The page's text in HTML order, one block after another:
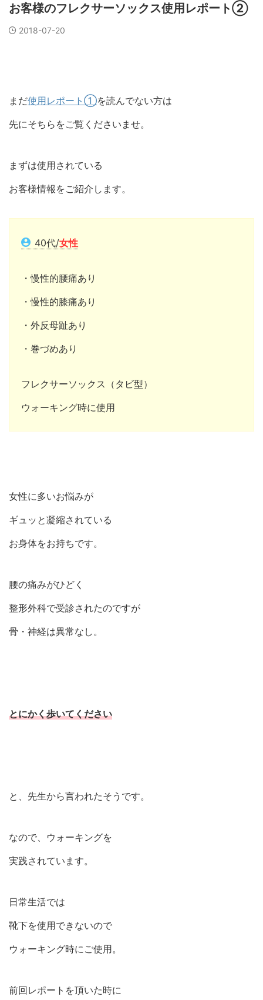
お客様のフレクサーソックス使用レポート②
2018-07-20
まだ使用レポート①を読んでない方は
先にそちらをご覧くださいませ。
まずは使用されている
お客様情報をご紹介します。
40代/女性
・慢性的腰痛あり
・慢性的膝痛あり
・外反母趾あり
・巻づめあり
フレクサーソックス（タビ型）
ウォーキング時に使用
女性に多いお悩みが
ギュッと凝縮されている
お身体をお持ちです。
腰の痛みがひどく
整形外科で受診されたのですが
骨・神経は異常なし。
とにかく歩いてください
と、先生から言われたそうです。
なので、ウォーキングを
実践されています。
日常生活では
靴下を使用できないので
ウォーキング時にご使用。
前回レポートを頂いた時に